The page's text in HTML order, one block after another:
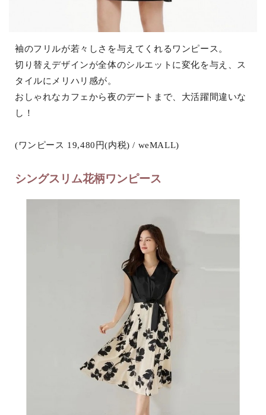
袖のフリルが若々しさを与えてくれるワンピース。
切り替えデザインが全体のシルエットに変化を与え、ス
タイルにメリハリ感が。
おしゃれなカフェから夜のデートまで、大活躍間違いな
し！
(ワンピース 19,480円(内税) / weMALL)
シングスリム花柄ワンピース